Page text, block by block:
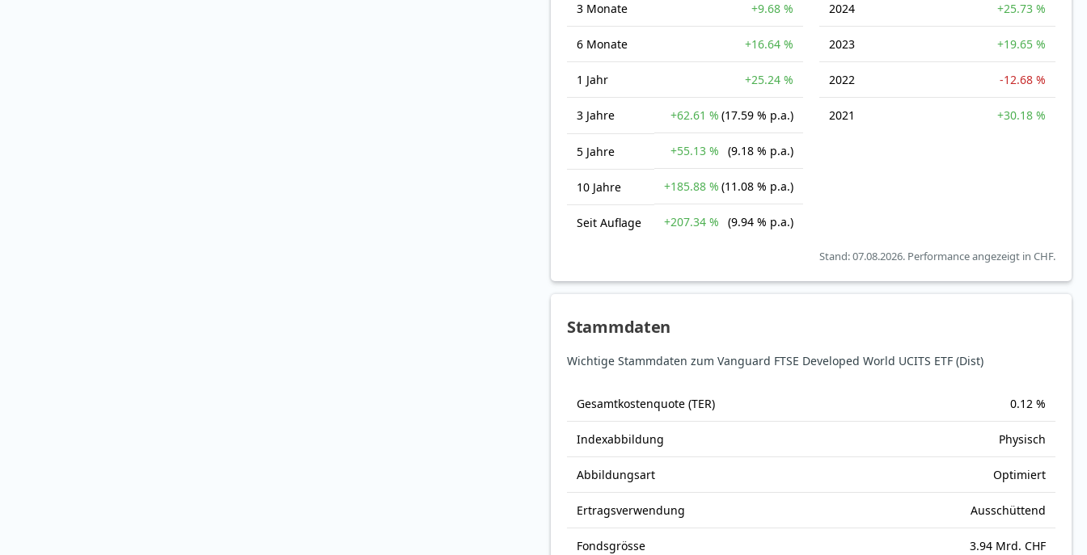
3 Monate +9.68 %
6 Monate +16.64 %
1 Jahr +25.24 %
3 Jahre +62.61 % (17.59 % p.a.)
5 Jahre +55.13 % (9.18 % p.a.)
10 Jahre +185.88 % (11.08 % p.a.)
Seit Auflage +207.34 % (9.94 % p.a.)
2024 +25.73 %
2023 +19.65 %
2022 -12.68 %
2021 +30.18 %
Stand: 07.08.2026. Performance angezeigt in CHF.
Stammdaten
Wichtige Stammdaten zum Vanguard FTSE Developed World UCITS ETF (Dist)
Gesamt­kosten­quote (TER) 0.12 %
Index­abbildung Physisch
Abbildungs­art Optimiert
Ertrags­verwendung Ausschüttend
Fonds­grösse 3.94 Mrd. CHF